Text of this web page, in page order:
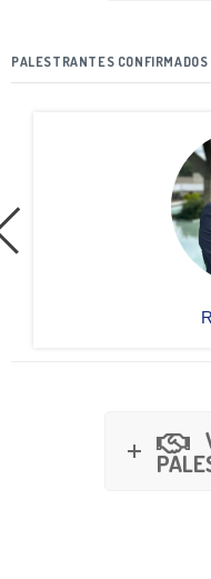
PALESTRANTES CONFIRMADOS